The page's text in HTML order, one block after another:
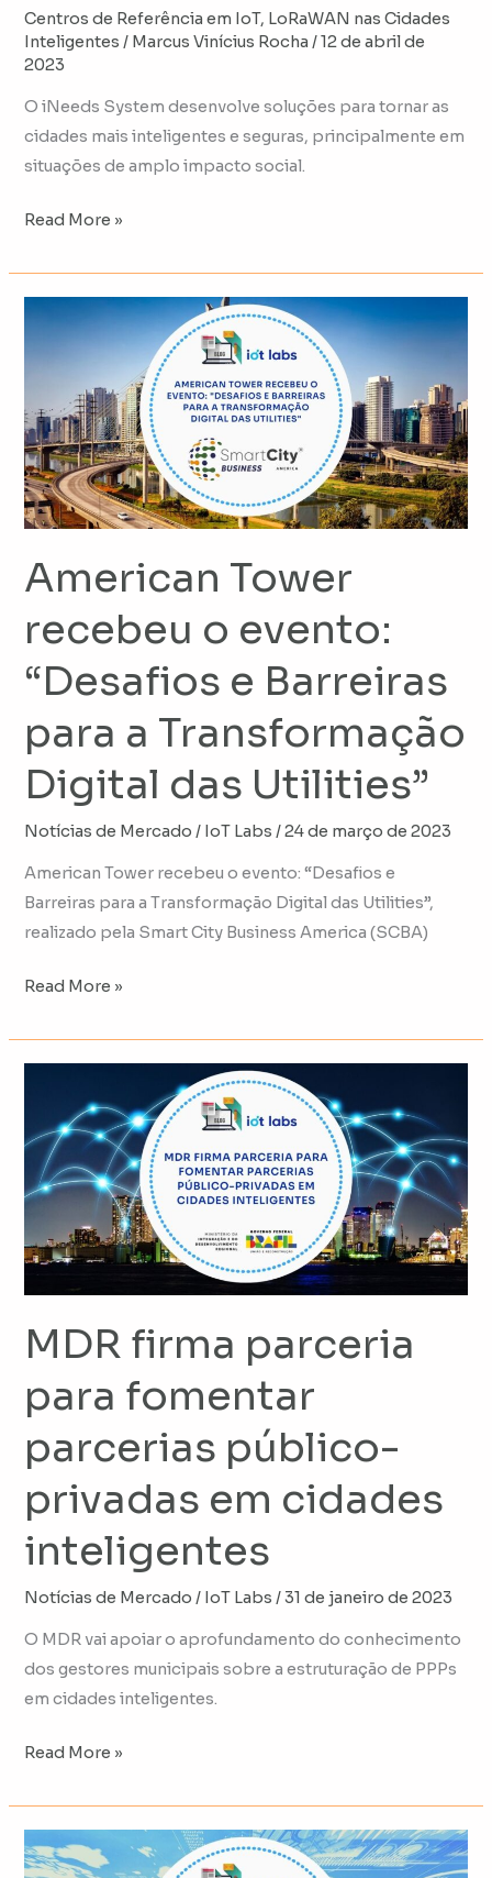
Centros de Referência em IoT, LoRaWAN nas Cidades
Inteligentes / Marcus Vinícius Rocha /12 de abril de
2023
O iNeeds System desenvolve soluções para tornar as
cidades mais inteligentes e seguras, principalmente em
situações de amplo impacto social.
Read More »
American Tower
recebeu o evento:
“Desafios e Barreiras
para a Transformação
Digital das Utilities”
Notícias de Mercado / IoT Labs /24 de março de 2023
American Tower recebeu o evento: “Desafios e
Barreiras para a Transformação Digital das Utilities”,
realizado pela Smart City Business America (SCBA)
American
Tower
evento:
“Desafios
e
Barreiras
a
Digital
das
Utilities”
Read More »
MDR firma parceria
para fomentar
parcerias público-
privadas em cidades
inteligentes
Notícias de Mercado / IoT Labs /31 de janeiro de 2023
O MDR vai apoiar o aprofundamento do conhecimento
dos gestores municipais sobre a estruturação de PPPs
em cidades inteligentes.
parceria
para
fomentar
parcerias
público-
privadas
cidades
Read More »
American
Tower